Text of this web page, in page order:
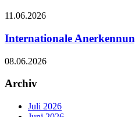
11.06.2026
Internationale
08.06.2026
Archiv
Juli 2026